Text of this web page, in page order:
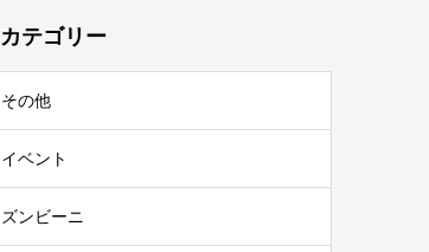
カテゴリー
その他
イベント
ズンビーニ